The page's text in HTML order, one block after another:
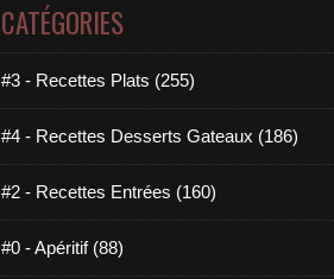
CATÉGORIES
#3 - Recettes Plats (255)
#4 - Recettes Desserts Gateaux (186)
#2 - Recettes Entrées (160)
#0 - Apéritif (88)